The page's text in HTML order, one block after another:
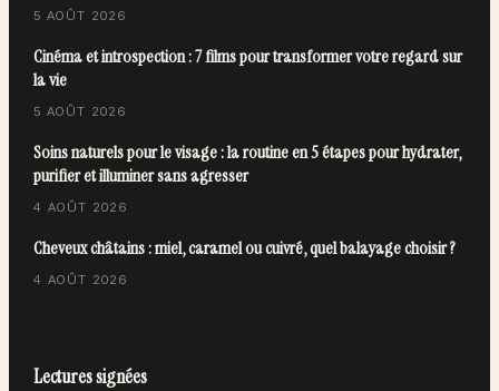
5 AOÛT 2026
Cinéma et introspection : 7 films pour transformer votre regard sur
la vie
5 AOÛT 2026
Soins naturels pour le visage : la routine en 5 étapes pour hydrater,
purifier et illuminer sans agresser
4 AOÛT 2026
Cheveux châtains : miel, caramel ou cuivré, quel balayage choisir ?
4 AOÛT 2026
Lectures signées